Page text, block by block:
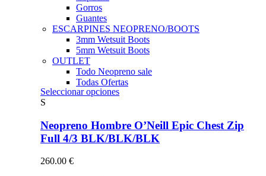
Gorros
Guantes
ESCARPINES NEOPRENO/BOOTS
3mm Wetsuit Boots
5mm Wetsuit Boots
OUTLET
Todo Neopreno sale
Todas Ofertas
Seleccionar opcionesEste
múltiples
variantes.
Las
S
Neopreno Hombre O’Neill Epic Chest Zip
Full 4/3 BLK/BLK/BLK
260.00 €